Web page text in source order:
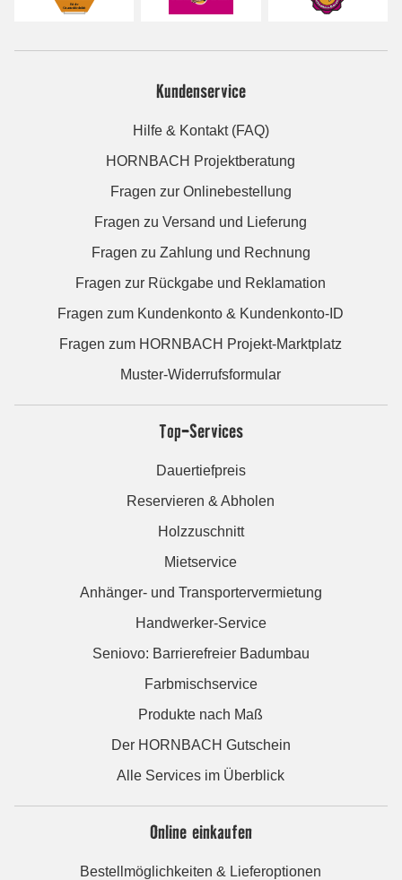
Kundenservice
Hilfe & Kontakt (FAQ)
HORNBACH Projektberatung
Fragen zur Onlinebestellung
Fragen zu Versand und Lieferung
Fragen zu Zahlung und Rechnung
Fragen zur Rückgabe und Reklamation
Fragen zum Kundenkonto & Kundenkonto-ID
Fragen zum HORNBACH Projekt-Marktplatz
Muster-Widerrufsformular
Top-Services
Dauertiefpreis
Reservieren & Abholen
Holzzuschnitt
Mietservice
Anhänger- und Transportervermietung
Handwerker-Service
Seniovo: Barrierefreier Badumbau
Farbmischservice
Produkte nach Maß
Der HORNBACH Gutschein
Alle Services im Überblick
Online einkaufen
Bestellmöglichkeiten & Lieferoptionen